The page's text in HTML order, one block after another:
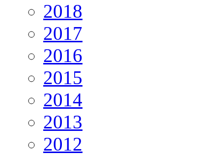
2018
2017
2016
2015
2014
2013
2012